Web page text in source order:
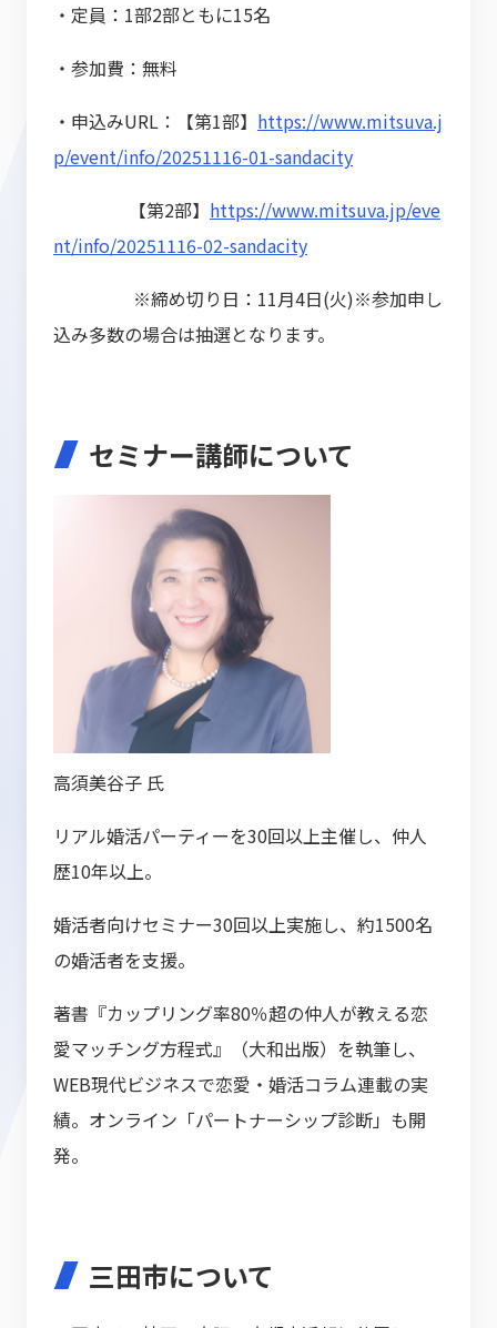
・定員：1部2部ともに15名
・参加費：無料
・申込みURL：【第1部】 https://www.mitsuva.j
p/event/info/20251116-01-sandacity
【第2部】 https://www.mitsuva.jp/eve
nt/info/20251116-02-sandacity
※締め切り日：11月4日(火)※参加申し
込み多数の場合は抽選となります。
セミナー講師について
高須美谷子 氏
リアル婚活パーティーを30回以上主催し、仲人
歴10年以上。
婚活者向けセミナー30回以上実施し、約1500名
の婚活者を支援。
著書『カップリング率80％超の仲人が教える恋
愛マッチング方程式』（大和出版）を執筆し、
WEB現代ビジネスで恋愛・婚活コラム連載の実
績。オンライン「パートナーシップ診断」も開
発。
三田市について